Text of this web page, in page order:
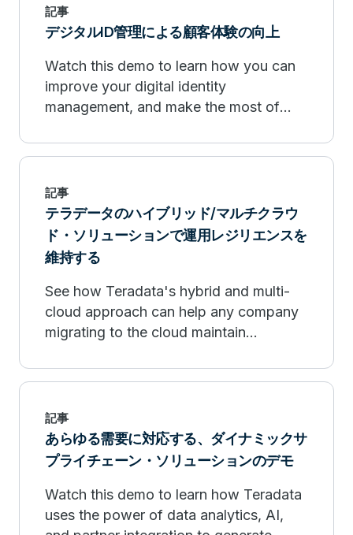
記事
デジタルID管理による顧客体験の向上
Watch this demo to learn how you can
improve your digital identity
management, and make the most of
Vantage and Celebrus.
記事
テラデータのハイブリッド/マルチクラウ
ド・ソリューションで運用レジリエンスを
維持する
See how Teradata's hybrid and multi-
cloud approach can help any company
migrating to the cloud maintain
regulatory requirements.
記事
あらゆる需要に対応する、ダイナミックサ
プライチェーン・ソリューションのデモ
Watch this demo to learn how Teradata
uses the power of data analytics, AI,